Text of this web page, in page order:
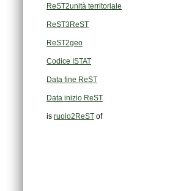
ReST2unità territoriale
ReST3ReST
ReST2geo
Codice ISTAT
Data fine ReST
Data inizio ReST
is ruolo2ReST of